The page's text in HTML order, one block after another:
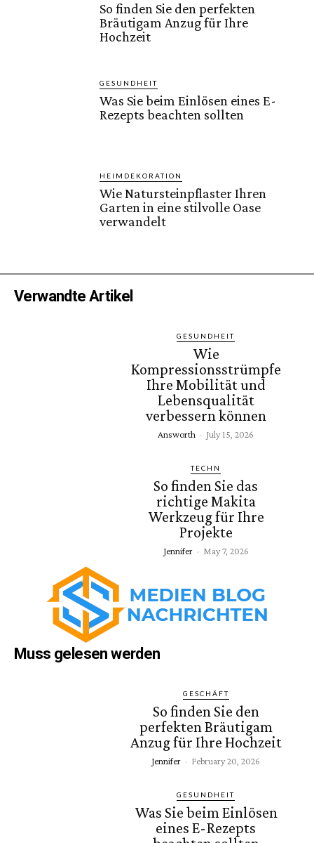
So finden Sie den perfekten
Bräutigam Anzug für Ihre
Hochzeit
GESUNDHEIT
Was Sie beim Einlösen eines E-
Rezepts beachten sollten
HEIMDEKORATION
Wie Natursteinpflaster Ihren
Garten in eine stilvolle Oase
verwandelt
Verwandte Artikel
GESUNDHEIT
Wie
Kompressionsstrümpfe
Ihre Mobilität und
Lebensqualität
verbessern können
Answorth - July 15, 2026
TECHN
So finden Sie das
richtige Makita
Werkzeug für Ihre
Projekte
Jennifer - May 7, 2026
Muss gelesen werden
GESCHÄFT
So finden Sie den
perfekten Bräutigam
Anzug für Ihre Hochzeit
Jennifer - February 20, 2026
GESUNDHEIT
Was Sie beim Einlösen
eines E-Rezepts